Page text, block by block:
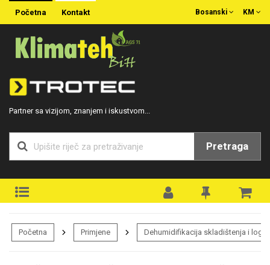
Početna Kontakt KM
Bosanski
Partner sa vizijom, znanjem i iskustvom...
Pretraga
Početna Primjene Dehumidifikacija skladištenja i